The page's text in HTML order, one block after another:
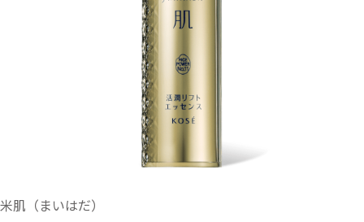
米肌（まいはだ）